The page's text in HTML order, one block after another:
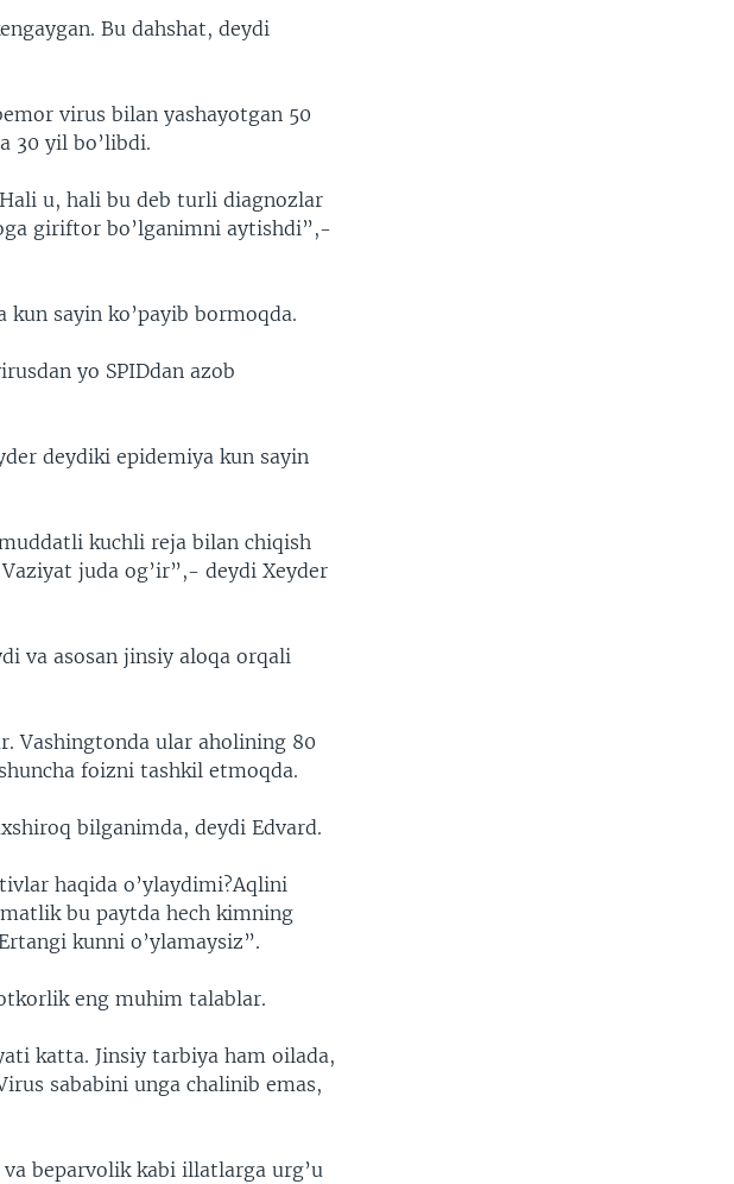
Bu dahshat, deydi
virus bilan yashayotgan 50
30 yil bo’libdi.
u, hali bu deb turli diagnozlar
giriftor bo’lganimni aytishdi”,-
kun sayin ko’payib bormoqda.
yo SPIDdan azob
deydiki epidemiya kun sayin
kuchli reja bilan chiqish
juda og’ir”,- deydi Xeyder
va asosan jinsiy aloqa orqali
Vashingtonda ular aholining 80
foizni tashkil etmoqda.
bilganimda, deydi Edvard.
haqida o’ylaydimi?Aqlini
bu paytda hech kimning
kunni o’ylamaysiz”.
eng muhim talablar.
katta. Jinsiy tarbiya ham oilada,
sababini unga chalinib emas,
beparvolik kabi illatlarga urg’u